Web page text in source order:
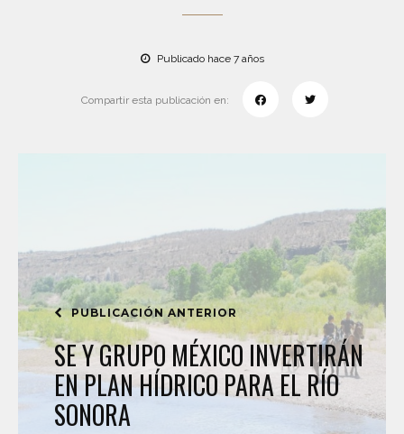
Publicado hace 7 años
Compartir esta publicación en:
PUBLICACIÓN ANTERIOR
SE Y GRUPO MÉXICO INVERTIRÁN
EN PLAN HÍDRICO PARA EL RÍO
SONORA